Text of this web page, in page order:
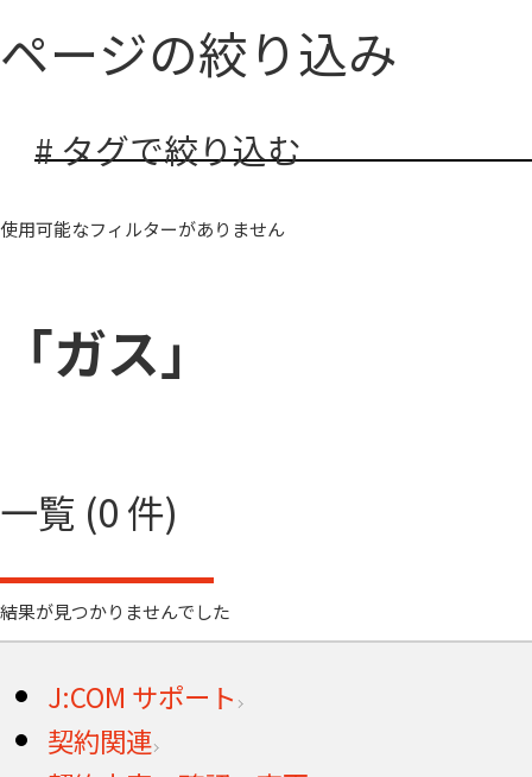
ページの絞り込み
# タグで絞り込む
使用可能なフィルターがありません
「ガス」
一覧 (0 件)
結果が見つかりませんでした
J:COM サポート
契約関連